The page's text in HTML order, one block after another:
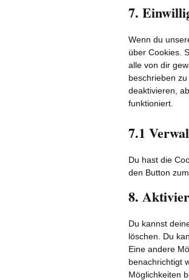
7.
Wenn du
über Cookies.
alle von dir
beschrieben
deaktivieren,
funktioniert.
7.1
Du hast die
den Button
8.
Du kannst
löschen. Du
Eine andere
benachrichtigt
Möglichkeiten